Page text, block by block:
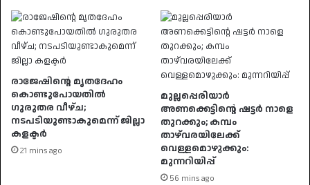
രാജേഷിന്റെ മൃതദേഹം
കൊണ്ടുപോയതിൽ
ഗുരുതര വീഴ്ച;
നടപടിയുണ്ടാകുമെന്ന് ജില്ലാ
കളക്ടർ
21 mins ago
മുല്ലപ്പെരിയാർ
അണക്കെട്ടിന്റെ ഷട്ടർ നാളെ
തുറക്കും; കമ്പം
താഴ്‌വരയിലേക്ക്
വെള്ളമൊഴുക്കും:
മുന്നറിയിപ്പ്
56 mins ago